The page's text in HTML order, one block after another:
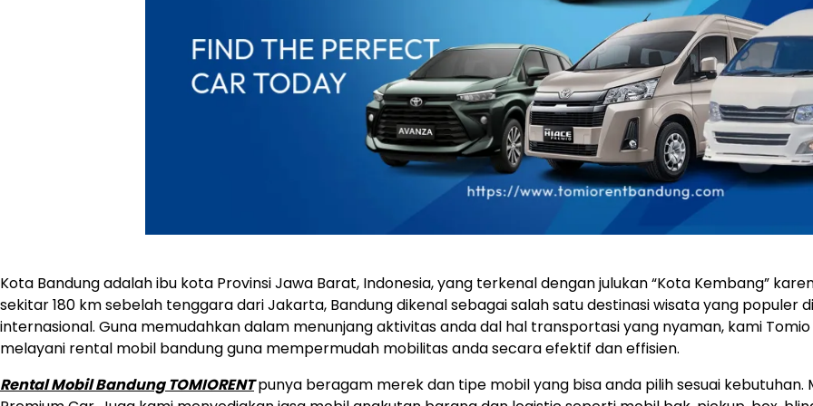
Kota Bandung adalah ibu kota Provinsi Jawa Barat, Indonesia, yang terkenal dengan julukan “Kota Kembang”
sekitar 180 km sebelah tenggara dari Jakarta, Bandung dikenal sebagai salah satu destinasi wisata yang populer
internasional. Guna memudahkan dalam menunjang aktivitas anda dal hal transportasi yang nyaman, kami
melayani rental mobil bandung guna mempermudah mobilitas anda secara efektif dan effisien.
Rental Mobil Bandung TOMIORENTpunya beragam merek dan tipe mobil yang bisa anda pilih sesuai kebutuhan.